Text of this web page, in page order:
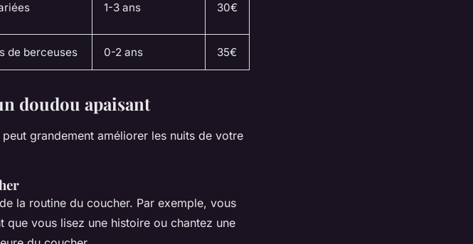
1-3 ans 30€
de berceuses 0-2 ans 35€
doudou apaisant
grandement améliorer les nuits de votre
la routine du coucher. Par exemple, vous
vous lisez une histoire ou chantez une